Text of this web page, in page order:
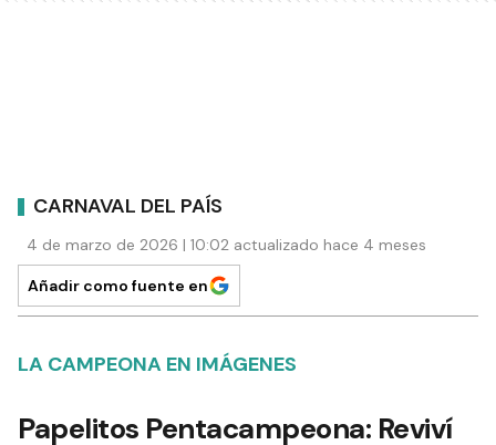
CARNAVAL DEL PAÍS
4 de marzo de 2026 | 10:02 actualizado hace 4 meses
Añadir como fuente en
LA CAMPEONA EN IMÁGENES
Papelitos Pentacampeona: Reviví